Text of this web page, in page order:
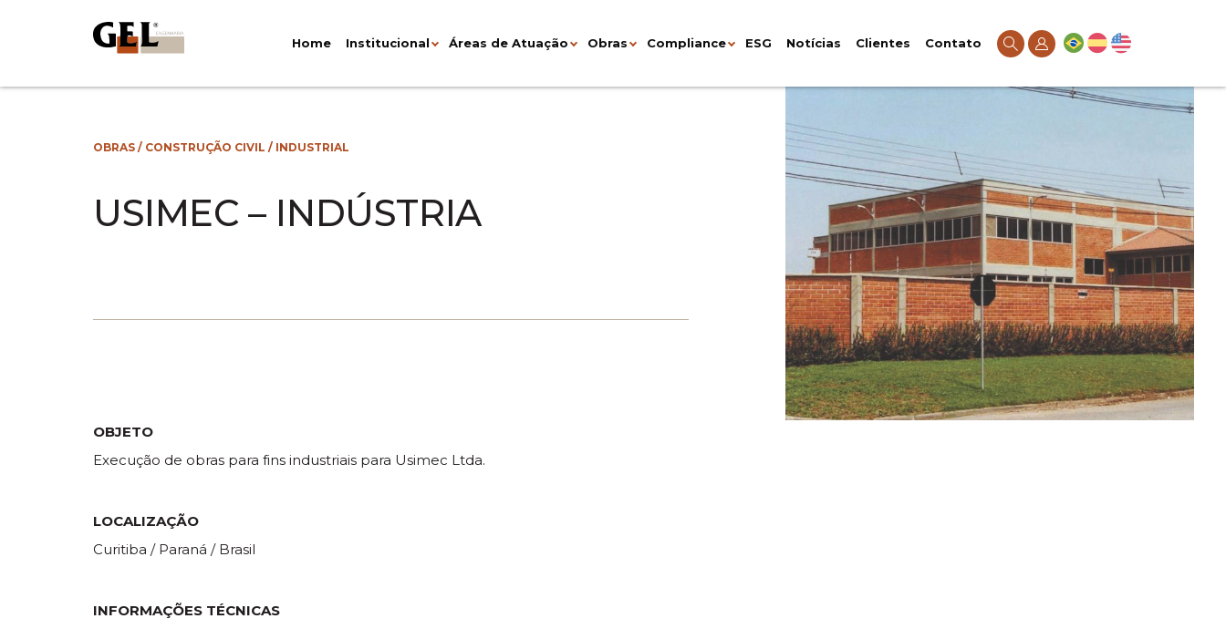
Home Institucional Áreas de Atuação Obras Compliance ESG Notícias Clientes Contato
OBRAS / CONSTRUÇÃO CIVIL / INDUSTRIAL
USIMEC – INDÚSTRIA
OBJETO
Execução de obras para fins industriais para Usimec Ltda.
LOCALIZAÇÃO
Curitiba / Paraná / Brasil
INFORMAÇÕES TÉCNICAS